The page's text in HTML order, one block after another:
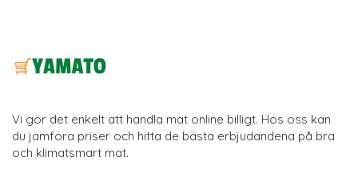
Vi gör det enkelt att handla mat online billigt. Hos oss kan
du jämföra priser och hitta de bästa erbjudandena på bra
och klimatsmart mat.